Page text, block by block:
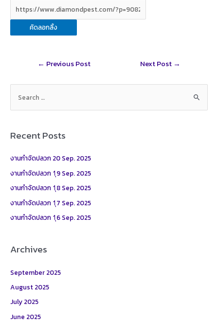
คัดลอกลิ้ง
← Previous Post Next Post →
h
:
Recent Posts
งานกำจัดปลวก 20 Sep. 2025
งานกำจัดปลวก 1ุ9 Sep. 2025
งานกำจัดปลวก 1ุ8 Sep. 2025
งานกำจัดปลวก 1ุ7 Sep. 2025
งานกำจัดปลวก 1ุ6 Sep. 2025
Archives
September 2025
August 2025
July 2025
June 2025